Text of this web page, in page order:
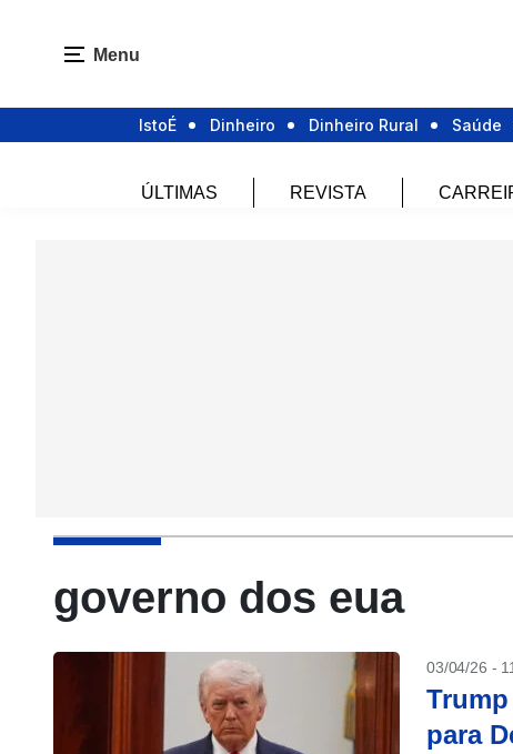
Menu
IstoÉ Dinheiro Dinheiro Rural Saúde
ÚLTIMAS REVISTA
governo dos eua
03/04/26 -
para